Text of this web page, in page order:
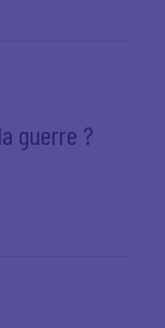
guerre ?